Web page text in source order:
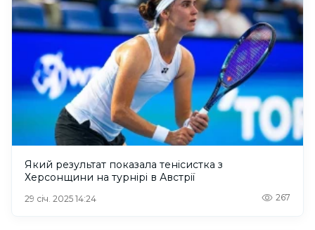
Який результат показала тенісистка з
Херсонщини на турнірі в Австрії
29 січ. 2025 14:24 267